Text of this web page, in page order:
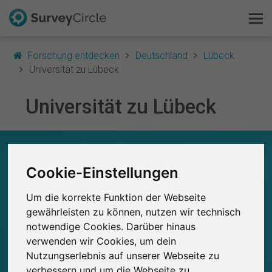
Cookie-Einstellungen
Um die korrekte Funktion der Webseite
gewährleisten zu können, nutzen wir technisch
notwendige Cookies. Darüber hinaus
verwenden wir Cookies, um dein
Nutzungserlebnis auf unserer Webseite zu
Forschung entdecken Deutschland
Lübeck
Universität zu Lübeck
Universität zu Lübeck
0
Bisher bei SurveyCircle veröffentlichte
Studien
0
Aktuell bei SurveyCircle veröffentlichte
Das ist SurveyCircle
Forschung entdecken
FAQ
Kostenlos registrieren
Anmelden